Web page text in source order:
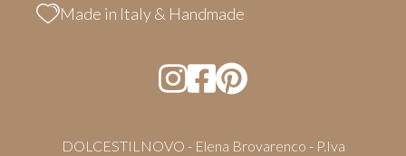
Made in Italy & Handmade
DOLCESTILNOVO - Elena Brovarenco - P.Iva